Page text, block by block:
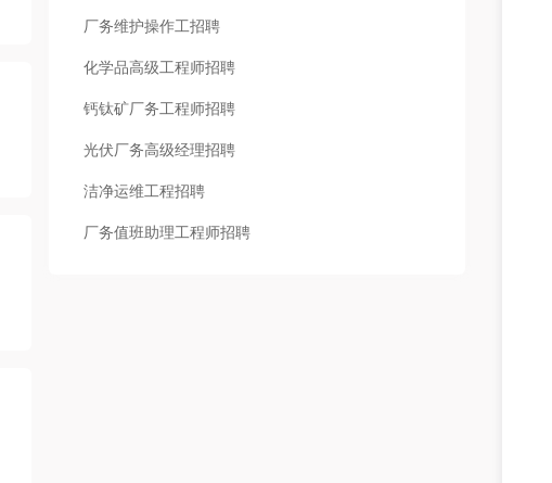
厂务维护操作工招聘
化学品高级工程师招聘
钙钛矿厂务工程师招聘
光伏厂务高级经理招聘
洁净运维工程招聘
厂务值班助理工程师招聘